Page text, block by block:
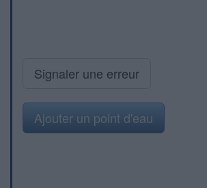
Signaler une erreur
Ajouter un point d'eau